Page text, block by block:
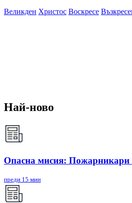
Великден Христос Воскресе
Най-ново
Опасна мисия: Пожарникари
преди 15 мин